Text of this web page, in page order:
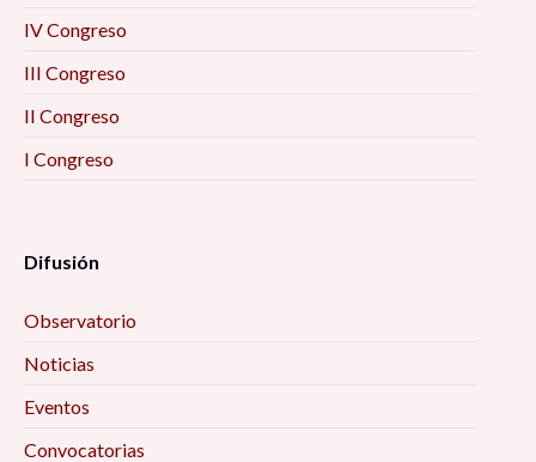
IV Congreso
III Congreso
II Congreso
I Congreso
Difusión
Observatorio
Noticias
Eventos
Convocatorias